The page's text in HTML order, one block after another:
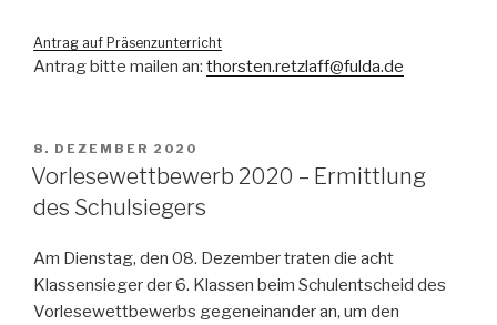
Antrag auf Präsenzunterricht
Antrag bitte mailen an: thorsten.retzlaff@fulda.de
VERÖFFENTLICHT
AM
8. DEZEMBER 2020
Vorlesewettbewerb 2020 – Ermittlung
des Schulsiegers
Am Dienstag, den 08. Dezember traten die acht
Klassensieger der 6. Klassen beim Schulentscheid des
Vorlesewettbewerbs gegeneinander an, um den